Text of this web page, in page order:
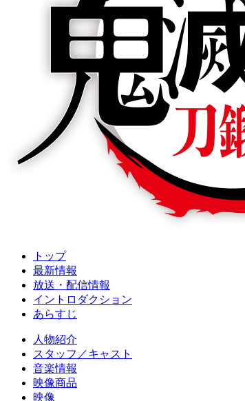
トップ
最新情報
放送・配信情報
イントロダクション
あらすじ
人物紹介
スタッフ／キャスト
音楽情報
映像商品
映像